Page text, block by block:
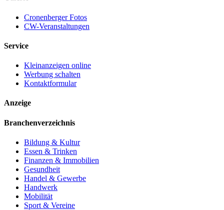
Cronenberger Fotos
CW-Veranstaltungen
Service
Kleinanzeigen online
Werbung schalten
Kontaktformular
Anzeige
Branchenverzeichnis
Bildung & Kultur
Essen & Trinken
Finanzen & Immobilien
Gesundheit
Handel & Gewerbe
Handwerk
Mobilität
Sport & Vereine